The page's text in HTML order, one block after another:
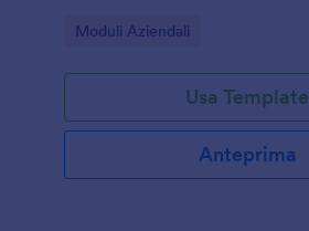
Go to Category:
Moduli Aziendali
Usa Template
Anteprima